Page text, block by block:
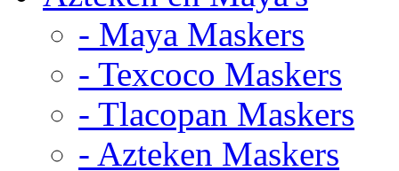
- Maya Maskers
- Texcoco Maskers
- Tlacopan Maskers
- Azteken Maskers